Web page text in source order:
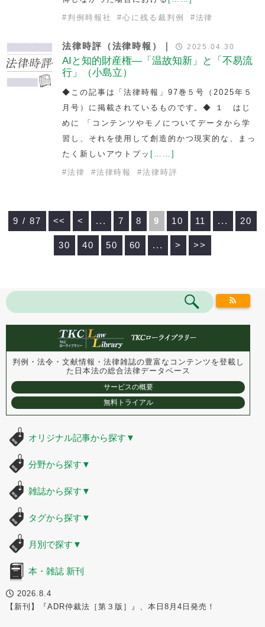
# 判例時報社 #心に残る裁判例 #法律
法律時評（法律時報）｜ 2025.04.30
AIと知的財産権—「温故知新」と「不易流
行」（小島立）
◆この記事は「法律時報」97巻５号（2025年５
月号）に掲載されているものです。◆ １ はじ
めに 「コンテンツやモノについてデータから学
習し、それを使用して創造的かつ現実的な、まっ
たく新しいアウトプッ [……]
#法律 #法律時報 #法律時評
9 / 87 << < ... 7 8 9 10 11 ... 20
30 40 50 60 ... > >>
判例・法令・文献情報・法律雑誌の豊富なコンテンツを登載し
た 日本法の総合法律データベース
サービスの概要
無料トライアル
オリジナル記事から探す ▼
分野から探す ▼
雑誌から探す ▼
タグから探す ▼
月別で探す ▼
本・雑誌 新刊
2026.8.4
【新刊】『ADR仲裁法［第３版］』、本日8月4日発売！